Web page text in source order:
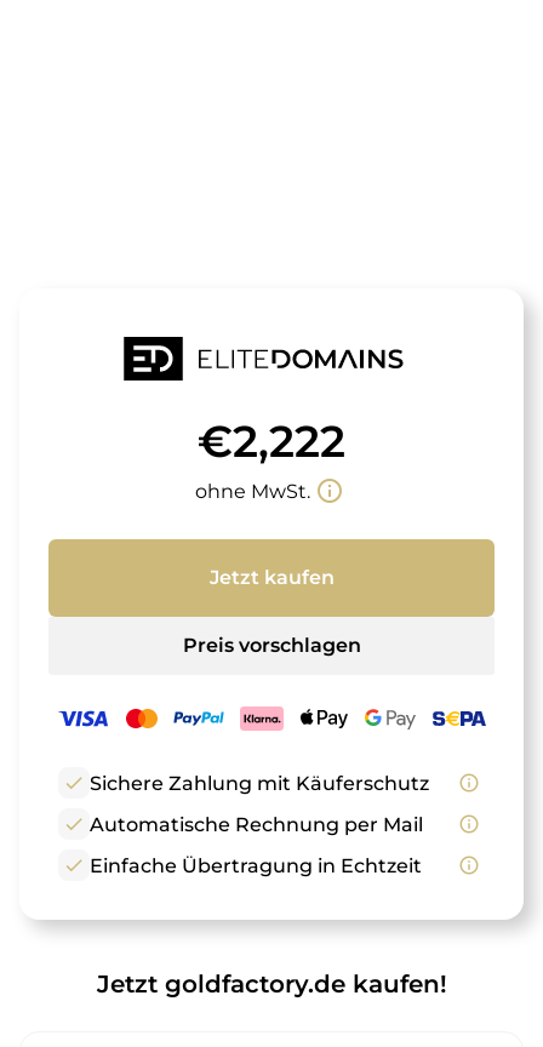
€2,222
ohne MwSt. info_outline
Jetzt kaufen
Preis vorschlagen
check Sichere Zahlung mit Käuferschutz
info_outline
check Automatische Rechnung per Mail
info_outline
check Einfache Übertragung in Echtzeit info_outline
Jetzt goldfactory.de kaufen!